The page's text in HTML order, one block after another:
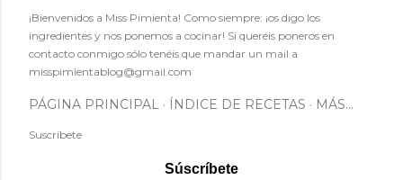
¡Bienvenidos a Miss Pimienta! Como siempre: ¡os digo los
ingredientes y nos ponemos a cocinar! Si queréis poneros en
contacto conmigo sólo tenéis que mandar un mail a
misspimientablog@gmail.com
PÁGINA PRINCIPAL ÍNDICE DE RECETAS MÁS…
Suscríbete
Súscríbete